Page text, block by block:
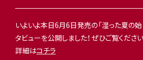
いよいよ本日6月6日発売の「湿った夏の始
タビューを公開しました！ ぜひご覧ください
詳細はコチラ